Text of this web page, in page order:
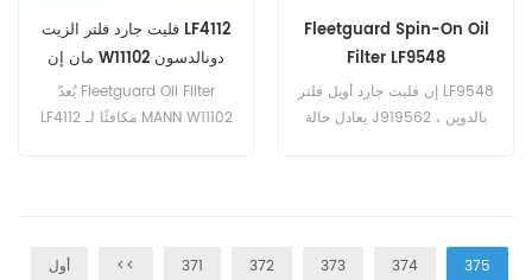
فليت جارد فلتر الزيت LF4112
مان إن W11102 دونالدسون
P551102 عبر الإشارة
يُعدّ Fleetguard Oil Filter
LF4112 مكافئًا لـ MANN W11102
Fleetguard Spin-On Oil
Filter LF9548
إن فليت جارد أويل فلتر LF9548
يعادل حالة J919562 ، بالدوين
أول
<< 371 372 373 374 375